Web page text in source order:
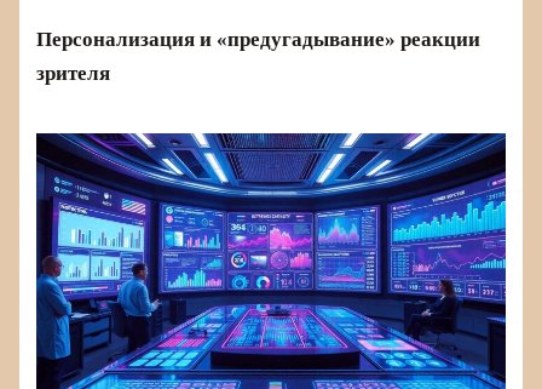
Персонализация и «предугадывание» реакции
зрителя